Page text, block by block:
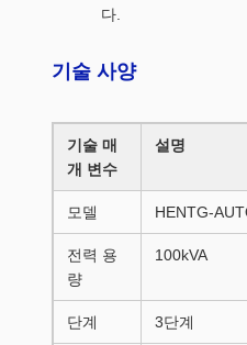
다.
기술 사양
기술 매
개 변수
설명
모델 HENTG-
전력 용
량
100kVA
단계 3단계